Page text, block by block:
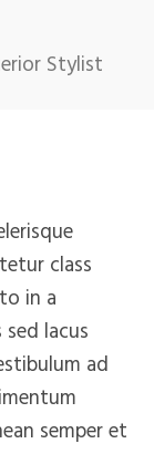
Stylist
class
in a
lacus
ad
semper et